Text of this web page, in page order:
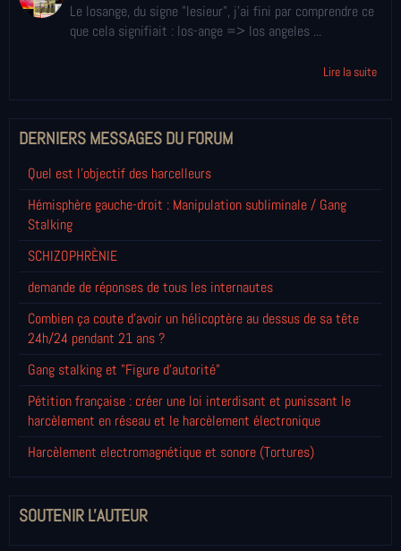
Le losange, du signe "lesieur", j'ai fini par comprendre ce
que cela signifiait : los-ange => los angeles ...
Lire la suite
DERNIERS MESSAGES DU FORUM
Quel est l'objectif des harcelleurs
Hémisphère gauche-droit : Manipulation subliminale / Gang
Stalking
SCHIZOPHRÈNIE
demande de réponses de tous les internautes
Combien ça coute d'avoir un hélicoptère au dessus de sa tête
24h/24 pendant 21 ans ?
Gang stalking et "Figure d'autorité"
Pétition française : créer une loi interdisant et punissant le
harcèlement en réseau et le harcèlement électronique
Harcèlement electromagnétique et sonore (Tortures)
SOUTENIR L'AUTEUR